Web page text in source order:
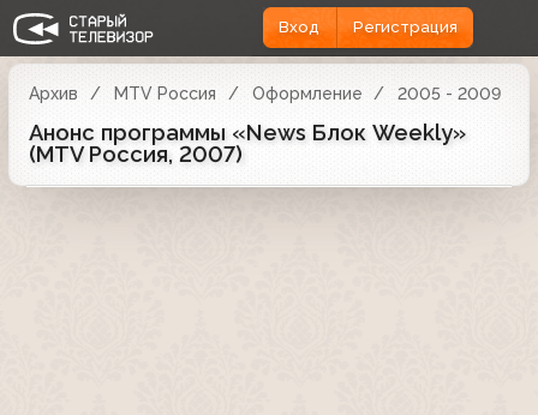
Вход Регистрация
Архив MTV Россия Оформление 2005 - 2009
Анонс программы «News Блок Weekly»
(MTV Россия, 2007)